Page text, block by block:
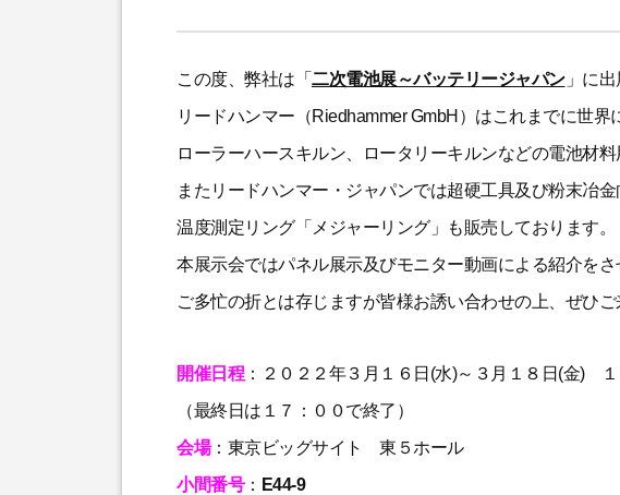
この度、弊社は「 二次電池展～バッテリージャパン」に出
リードハンマー（Riedhammer GmbH）はこれまでに世界
ローラーハースキルン、ロータリーキルンなどの電池材
またリードハンマー・ジャパンでは超硬工具及び粉末冶
温度測定リング「メジャーリング」も販売しております。
本展示会ではパネル展示及びモニター動画による紹介をさ
ご多忙の折とは存じますが皆様お誘い合わせの上、ぜひ
開催日程：２０２２年３月１６日(水)～３月１８日(金)
（最終日は１７：００で終了）
会場：東京ビッグサイト 東５ホール
小間番号： E44-9